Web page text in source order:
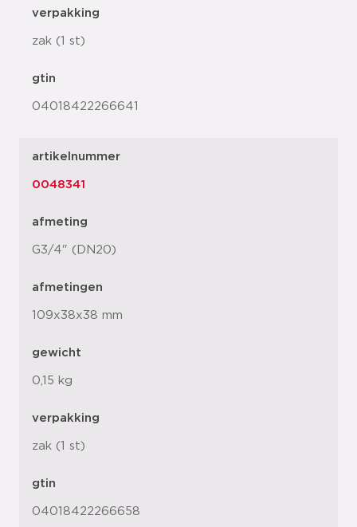
verpakking
zak (1 st)
gtin
04018422266641
artikelnummer
0048341
afmeting
G3/4" (DN20)
afmetingen
109x38x38 mm
gewicht
0,15 kg
verpakking
zak (1 st)
gtin
04018422266658